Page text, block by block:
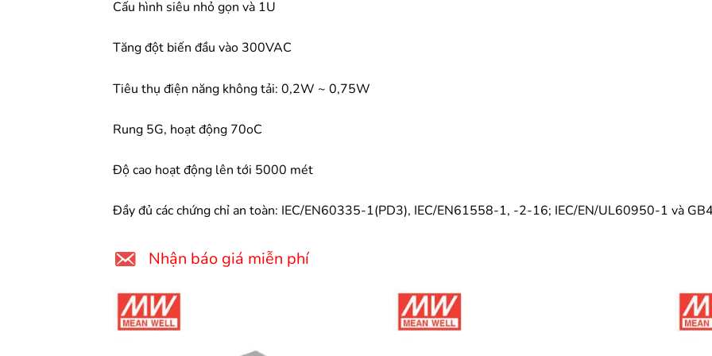
Cấu hình siêu nhỏ gọn và 1U
Tăng đột biến đầu vào 300VAC
Tiêu thụ điện năng không tải: 0,2W ~ 0,75W
Rung 5G, hoạt động 70oC
Độ cao hoạt động lên tới 5000 mét
Đầy đủ các chứng chỉ an toàn: IEC/EN60335-1(PD3), IEC/EN61558-1, -2-16; IEC/EN/UL60950-1 và
Nhận báo giá miễn phí